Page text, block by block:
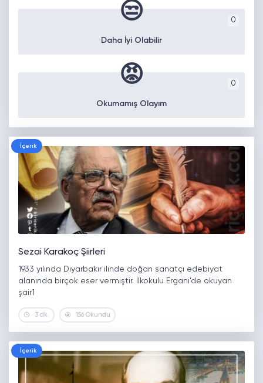
0
😒
Daha İyi Olabilir
0
😡
Okumamış Olayım
İçerik
Sezai Karakoç Şiirleri
1933 yılında Diyarbakır ilinde doğan sanatçı edebiyat
alanında birçok eser vermiştir. İlkokulu Ergani’de okuyan
şair1
3 dk. 156 Okundu
İçerik